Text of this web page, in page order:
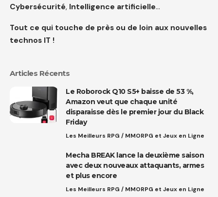
Cybersécurité, Intelligence artificielle…
Tout ce qui touche de près ou de loin aux nouvelles
technos IT !
Articles Récents
Le Roborock Q10 S5+ baisse de 53 %,
Amazon veut que chaque unité
disparaisse dès le premier jour du Black
Friday
Les Meilleurs RPG / MMORPG et Jeux en Ligne
Mecha BREAK lance la deuxième saison
avec deux nouveaux attaquants, armes
et plus encore
Les Meilleurs RPG / MMORPG et Jeux en Ligne